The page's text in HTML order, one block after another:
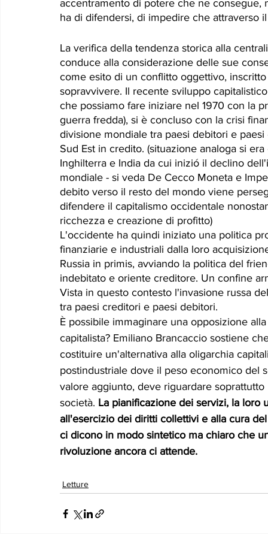
accentramento di potere che ne
ha di difendersi, di impedire che attraverso
La verifica della tendenza storica alla
conduce alla considerazione delle sue
come esito di un conflitto oggettivo,
sopravvivere. Il recente sviluppo
che possiamo fare iniziare nel 1970 con la
guerra fredda), si è concluso con la crisi
divisione mondiale tra paesi debitori e
Sud Est in credito. (situazione analoga si
Inghilterra e India da cui inizió il declino
mondiale - si veda De Cecco Moneta e
debito verso il resto del mondo viene
difendere il capitalismo occidentale
ricchezza e creazione di profitto)
L'occidente ha quindi iniziato una politica
finanziarie e industriali dalla loro
Russia in primis, avviando la politica del
indebitato e oriente creditore. Un confine
Vista in questo contesto l'invasione russa
tra paesi creditori e paesi debitori.
È possibile immaginare una opposizione
capitalista? Emiliano Brancaccio sostiene
costituire un'alternativa alla oligarchia
postindustriale dove il peso economico del
valore aggiunto, deve riguardare
società. La pianificazione dei servizi, la
all'esercizio dei diritti collettivi e alla cura
ci dicono in modo sintetico ma chiaro che
rivoluzione ancora ci attende.
Letture